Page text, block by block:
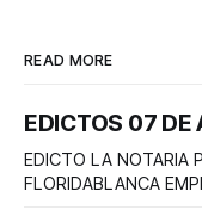
READ MORE
EDICTOS 07
EDICTO LA NOTARIA
FLORIDABLANCA